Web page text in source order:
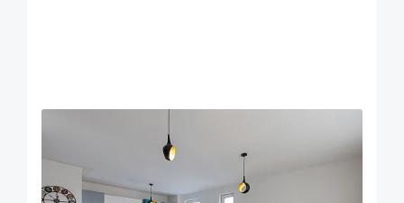
Apartament mobilat 3 camere Urban Plaza cu
parcare
Brasov